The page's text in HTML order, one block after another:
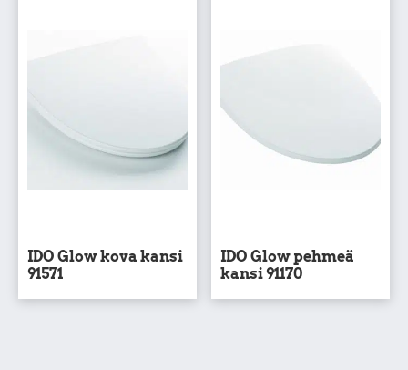
IDO Glow kova kansi
91571
IDO Glow pehmeä
kansi 91170